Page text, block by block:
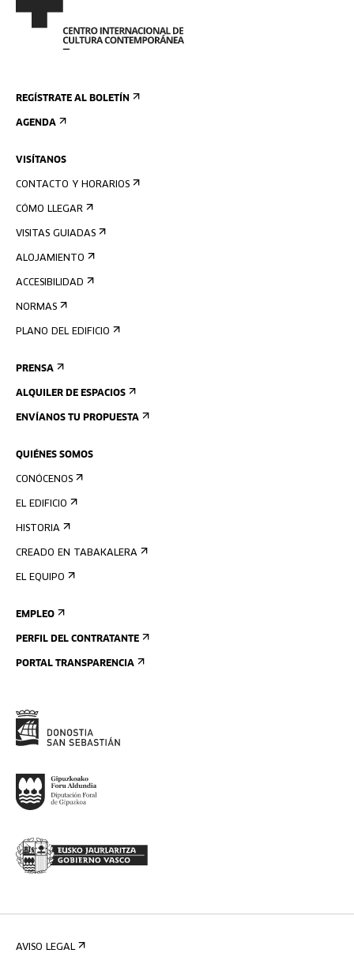
REGÍSTRATE AL BOLETÍN
AGENDA
VISÍTANOS
CONTACTO Y HORARIOS
CÓMO LLEGAR
VISITAS GUIADAS
ALOJAMIENTO
ACCESIBILIDAD
NORMAS
PLANO DEL EDIFICIO
PRENSA
ALQUILER DE ESPACIOS
ENVÍANOS TU PROPUESTA
QUIÉNES SOMOS
CONÓCENOS
EL EDIFICIO
HISTORIA
CREADO EN TABAKALERA
EL EQUIPO
EMPLEO
PERFIL DEL CONTRATANTE
PORTAL TRANSPARENCIA
AVISO LEGAL